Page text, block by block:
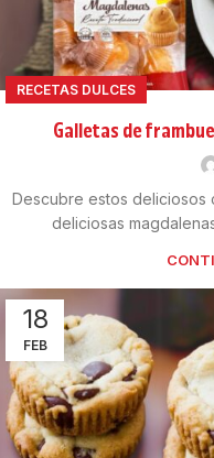
RECETAS DULCES
Galletas de
Descubre estos deliciosos
deliciosas
18
FEB